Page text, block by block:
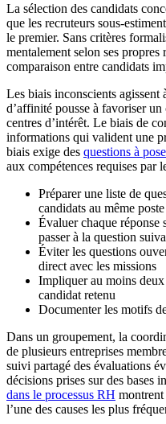
La sélection des candidats
que les recruteurs sous-
le premier. Sans critères
mentalement selon ses
comparaison entre candidats
Les biais inconscients agissent
d’affinité pousse à favoriser
centres d’intérêt. Le biais de
informations qui valident une
biais exige des questions à
aux compétences requises par
Préparer une liste de
candidats au même poste
Évaluer chaque réponse
passer à la question
Éviter les questions
direct avec les missions
Impliquer au moins
candidat retenu
Documenter les motifs
Dans un groupement, la
de plusieurs entreprises
suivi partagé des évaluations
décisions prises sur des bases
dans le processus RH
l’une des causes les plus